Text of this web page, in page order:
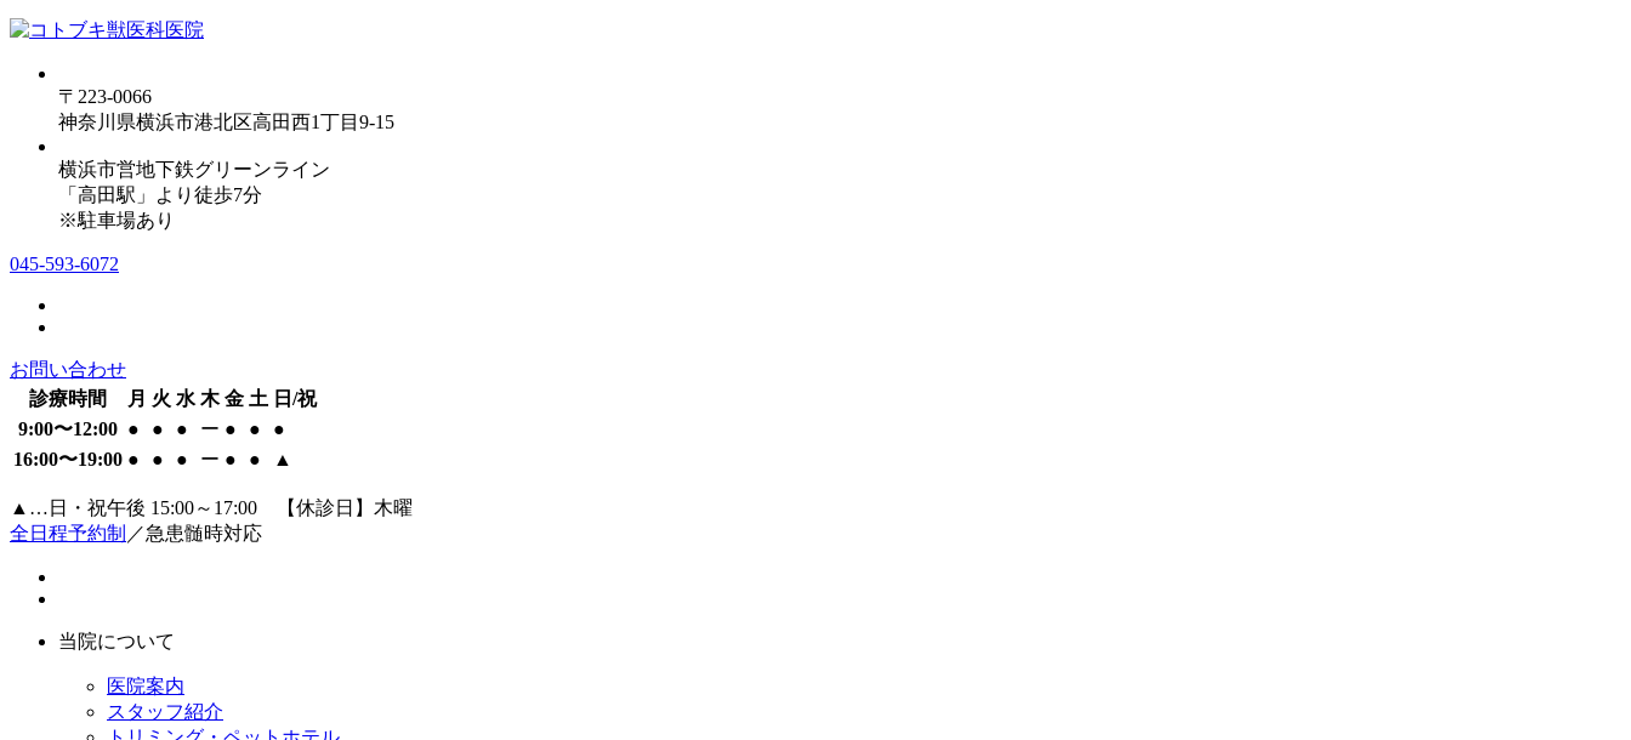
〒223-0066
神奈川県横浜市港北区高田西1丁目9-15
横浜市営地下鉄グリーンライン
「高田駅」より徒歩7分
※駐車場あり
045-593-6072
お問い合わせ
診療時間
月 火 水 木 金 土 日/祝
9:00〜12:00 ● ● ● ー ● ●
●
16:00〜19:00 ● ● ● ー ● ● ▲
▲…日・祝午後 15:00～17:00 【休診日】木曜
全日程予約制 ／急患髄時対応
当院について
医院案内
スタッフ紹介